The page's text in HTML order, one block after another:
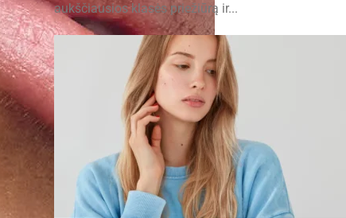
aukščiausios klasės priežiūrą ir...